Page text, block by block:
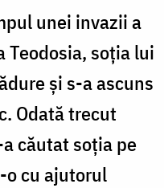
unei invazii a
soția lui
și s-a ascuns
Odată trecut
căutat soția pe
o cu ajutorul